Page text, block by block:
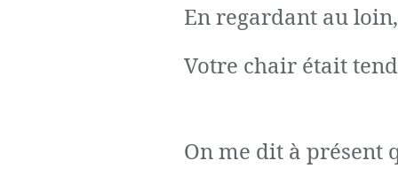
En regardant au
Votre chair était
On me dit à présent